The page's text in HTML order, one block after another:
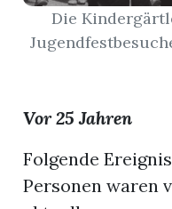
Bremgarten
Die
Vor 25 Jahren
Folgende
Personen waren